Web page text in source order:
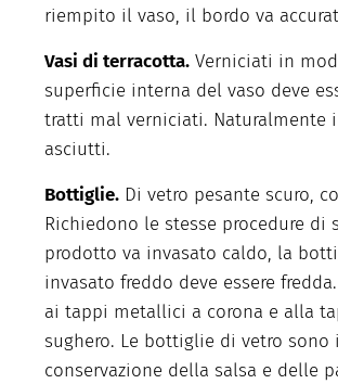
riempito il vaso, il bordo va
Vasi di terracotta. Verniciati in
superficie interna del vaso deve
tratti mal verniciati. Naturalmente
asciutti.
Bottiglie. Di vetro pesante scuro,
Richiedono le stesse procedure di
prodotto va invasato caldo, la
invasato freddo deve essere
ai tappi metallici a corona e alla
sughero. Le bottiglie di vetro
conservazione della salsa e delle